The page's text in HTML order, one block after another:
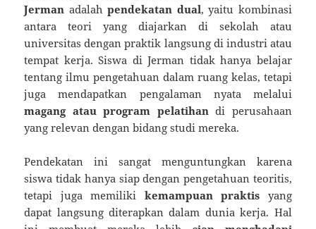
Jerman adalahpendekatan dual, yaitu kombinasi
antara teori yang diajarkan di sekolah atau
universitas dengan praktik langsung di industri atau
tempat kerja. Siswa di Jerman tidak hanya belajar
tentang ilmu pengetahuan dalam ruang kelas, tetapi
juga mendapatkan pengalaman nyata melalui
magang atau program pelatihan di perusahaan
yang relevan dengan bidang studi mereka.
Pendekatan ini sangat menguntungkan karena
siswa tidak hanya siap dengan pengetahuan teoritis,
tetapi juga memiliki kemampuan praktis yang
dapat langsung diterapkan dalam dunia kerja. Hal